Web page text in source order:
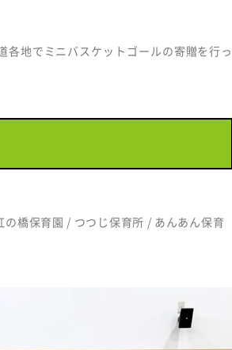
地でミニバスケットゴールの寄贈を行っ
橋保育園 / つつじ保育所 / あんあん保育